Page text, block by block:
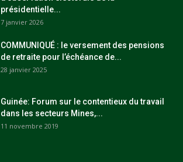
présidentielle...
7 janvier 2026
COMMUNIQUÉ : le versement des pensions
de retraite pour l’échéance de...
28 janvier 2025
Guinée: Forum sur le contentieux du travail
dans les secteurs Mines,...
11 novembre 2019